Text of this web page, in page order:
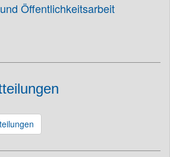
Öffentlichkeitsarbeit